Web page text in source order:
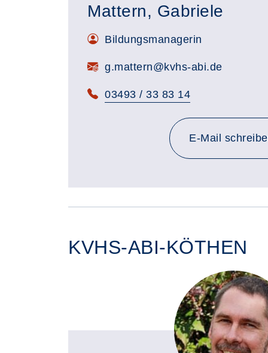
Mattern, Gabriele
Bildungsmanagerin
g.mattern@kvhs-abi.de
03493 / 33 83 14
E-Mail an
KVHS-ABI-KÖTHEN